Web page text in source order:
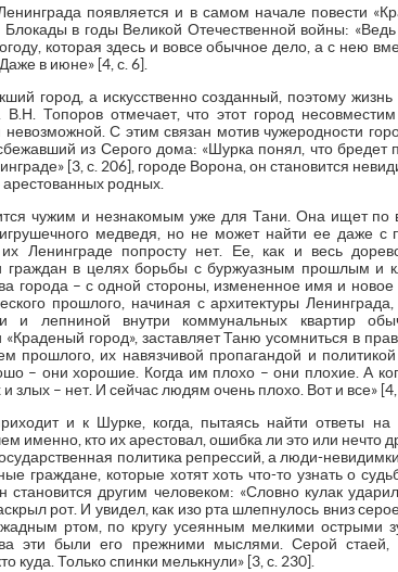
появляется и в самом начале повести
в годы Великой Отечественной войны:
которая здесь и вовсе обычное дело, а с нею
в июне» [4, с. 6].
город, а искусственно созданный, поэтому
В.Н. Топоров отмечает, что этот город
С этим связан мотив чужеродности
из Серого дома: «Шурка понял, что
[3, с. 206], городе Ворона, он становится
родных.
чужим и незнакомым уже для Тани. Она ищет
игрушечного медведя, но не может найти ее даже
Ленинграде попросту нет. Ее, как и весь
граждан в целях борьбы с буржуазным прошлым и
города – с одной стороны, измененное имя и
прошлого, начиная с архитектуры
и лепниной внутри коммунальных квартир
город», заставляет Таню усомниться в
прошлого, их навязчивой пропагандой и
– они хорошие. Когда им плохо – они плохие. А
– нет. И сейчас людям очень плохо. Вот и все» [4,
и к Шурке, когда, пытаясь найти ответы
именно, кто их арестовал, ошибка ли это или нечто
политика репрессий, а люди-
граждане, которые хотят хоть что-то узнать о
другим человеком: «Словно кулак
рот. И увидел, как изо рта шлепнулось вниз
ртом, по кругу усеянным мелкими острыми
эти были его прежними мыслями. Серой стаей,
куда. Только спинки мелькнули» [3, с. 230].